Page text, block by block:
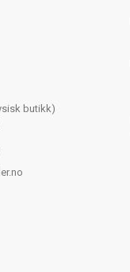
butikk)